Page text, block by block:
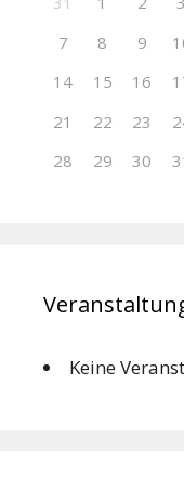
7
8 9
14
15 16
21
22 23
28
29 30
Keine